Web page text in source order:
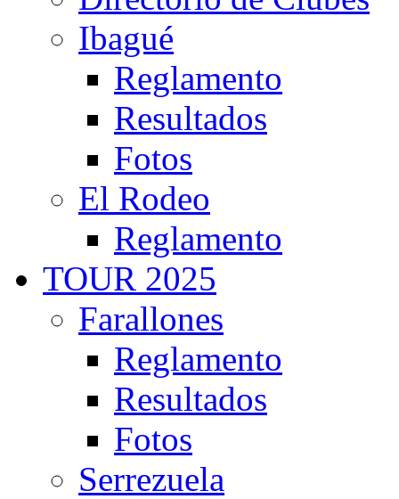
Ibagué
Reglamento
Resultados
Fotos
El Rodeo
Reglamento
TOUR 2025
Farallones
Reglamento
Resultados
Fotos
Serrezuela